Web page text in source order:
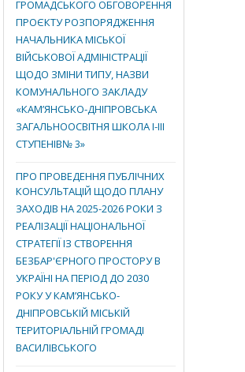
ГРОМАДСЬКОГО ОБГОВОРЕННЯ
ПРОЄКТУ РОЗПОРЯДЖЕННЯ
НАЧАЛЬНИКА МІСЬКОЇ
ВІЙСЬКОВОЇ АДМІНІСТРАЦІЇ
ЩОДО ЗМІНИ ТИПУ, НАЗВИ
КОМУНАЛЬНОГО ЗАКЛАДУ
«КАМ’ЯНСЬКО-ДНІПРОВСЬКА
ЗАГАЛЬНООСВІТНЯ ШКОЛА І-ІІІ
СТУПЕНІВ№ 3»
ПРО ПРОВЕДЕННЯ ПУБЛІЧНИХ
КОНСУЛЬТАЦІЙ ЩОДО ПЛАНУ
ЗАХОДІВ НА 2025-2026 РОКИ З
РЕАЛІЗАЦІЇ НАЦІОНАЛЬНОЇ
СТРАТЕГІЇ ІЗ СТВОРЕННЯ
БЕЗБАР'ЄРНОГО ПРОСТОРУ В
УКРАЇНІ НА ПЕРІОД ДО 2030
РОКУ У КАМ’ЯНСЬКО-
ДНІПРОВСЬКІЙ МІСЬКІЙ
ТЕРИТОРІАЛЬНІЙ ГРОМАДІ
ВАСИЛІВСЬКОГО